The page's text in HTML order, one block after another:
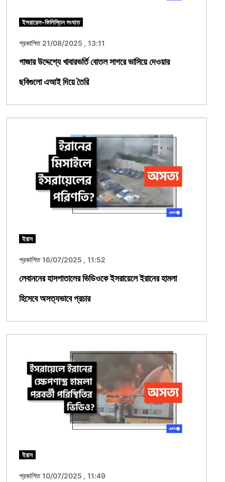
ইসরায়েল-ফিলিস্তিন সংঘাত
প্রকাশিত 21/08/2025 , 13:11
গাজার উদ্দেশ্যে খাবারভর্তি বোতল সাগরে ভাসিয়ে দেওয়ার
ছবিগুলো এআই দিয়ে তৈরি
ইরান
প্রকাশিত 16/07/2025 , 11:52
লেবাননের হাসপাতালের ভিডিওকে ইসরায়েলে ইরানের হামলা
হিসেবে অসত্যভাবে প্রচার
ইরান
প্রকাশিত 10/07/2025 , 11:49